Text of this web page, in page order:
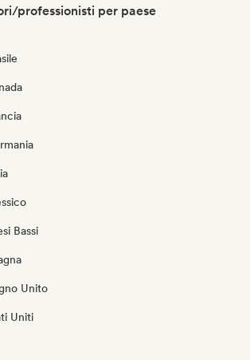
professionisti per paese
Bassi
Unito
Uniti